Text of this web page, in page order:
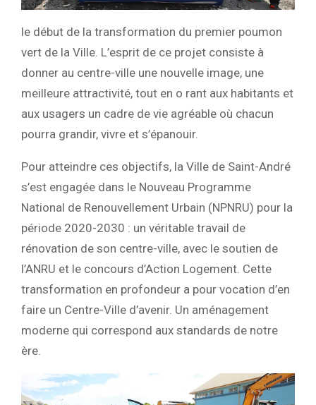
le début de la transformation du premier poumon
vert de la Ville. L’esprit de ce projet consiste à
donner au centre-ville une nouvelle image, une
meilleure attractivité, tout en o rant aux habitants et
aux usagers un cadre de vie agréable où chacun
pourra grandir, vivre et s’épanouir.
Pour atteindre ces objectifs, la Ville de Saint-André
s’est engagée dans le Nouveau Programme
National de Renouvellement Urbain (NPNRU) pour la
période 2020-2030 : un véritable travail de
rénovation de son centre-ville, avec le soutien de
l’ANRU et le concours d’Action Logement. Cette
transformation en profondeur a pour vocation d’en
faire un Centre-Ville d’avenir. Un aménagement
moderne qui correspond aux standards de notre
ère.